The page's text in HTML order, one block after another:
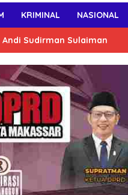
KRIMINAL NASIONAL
Andi Sudirman Sulaiman